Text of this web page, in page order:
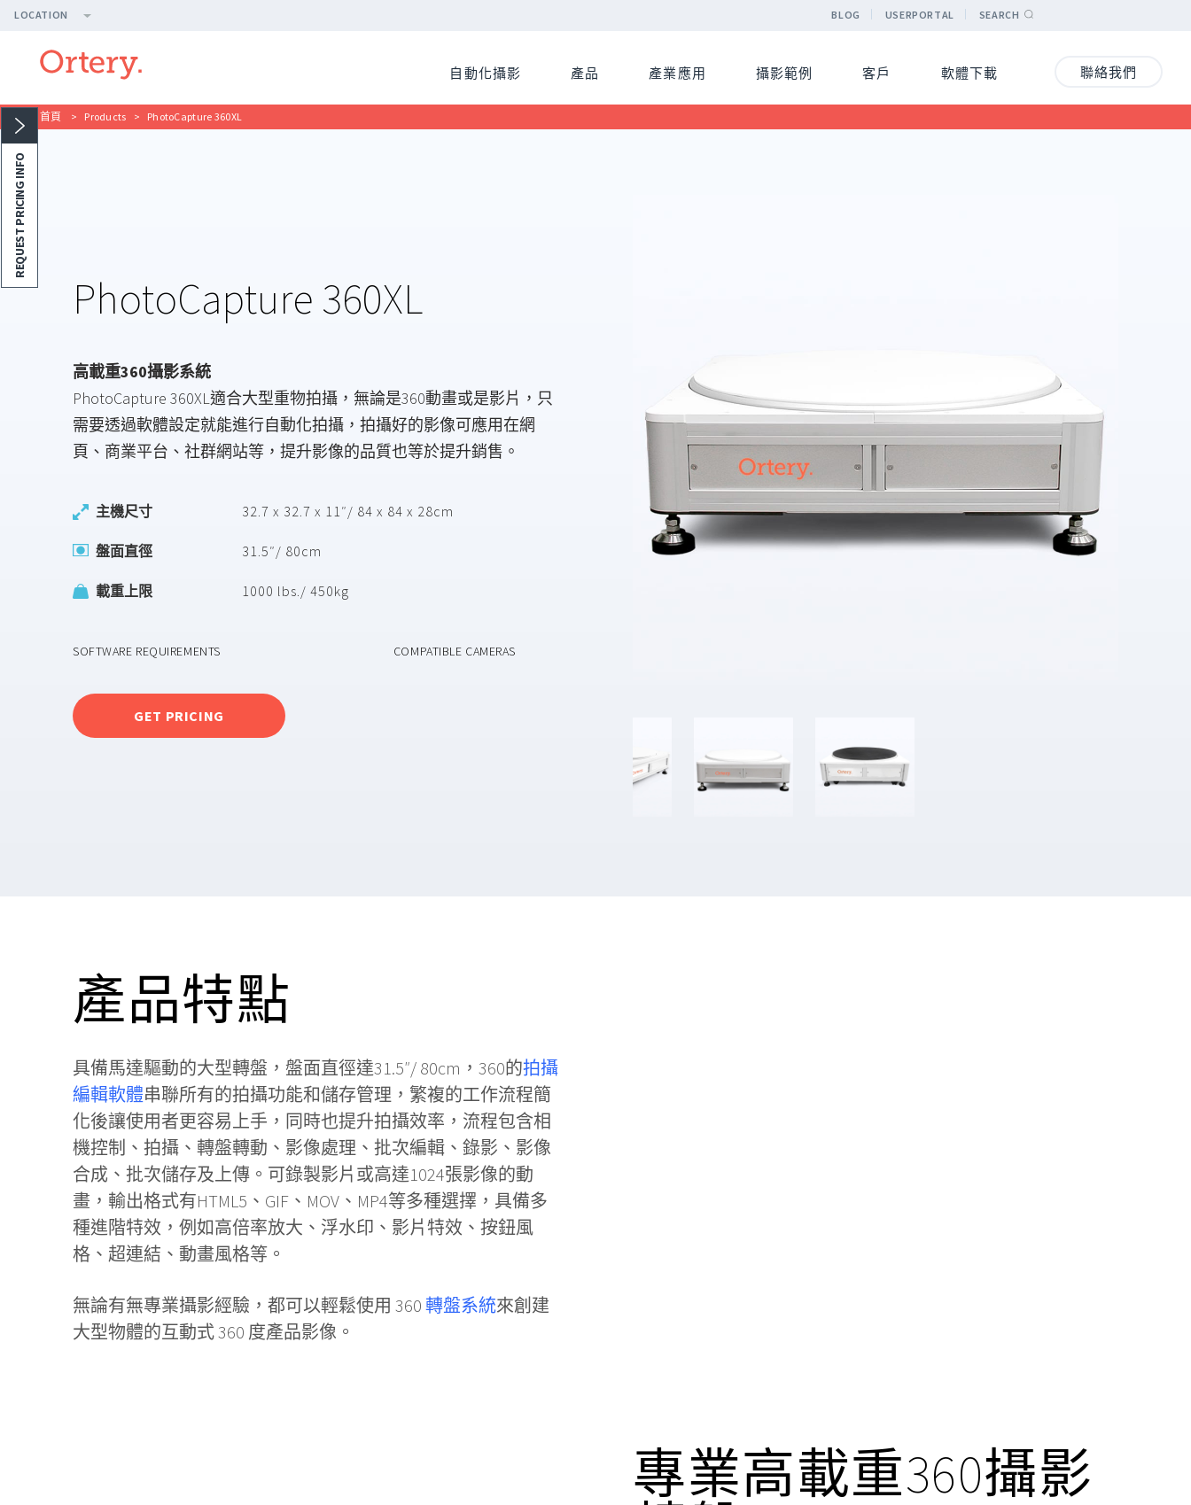
LOCATION BLOG USERPORTAL SEARCH
自動化攝影 產品 產業應用 攝影範例 客戶 軟體下載 聯絡我們
首頁 > Products > PhotoCapture 360XL
PhotoCapture 360XL
高載重360攝影系統
PhotoCapture 360XL適合大型重物拍攝，無論是360動畫或是影片，只
需要透過軟體設定就能進行自動化拍攝，拍攝好的影像可應用在網
頁、商業平台、社群網站等，提升影像的品質也等於提升銷售。
主機尺寸 32.7 x 32.7 x 11″/ 84 x 84 x 28cm
盤面直徑 31.5″/ 80cm
載重上限 1000 lbs./ 450kg
SOFTWARE REQUIREMENTS COMPATIBLE CAMERAS
GET PRICING
產品特點
具備馬達驅動的大型轉盤，盤面直徑達31.5″/ 80cm，360的拍攝
編輯軟體串聯所有的拍攝功能和儲存管理，繁複的工作流程簡
化後讓使用者更容易上手，同時也提升拍攝效率，流程包含相
機控制、拍攝、轉盤轉動、影像處理、批次編輯、錄影、影像
合成、批次儲存及上傳。可錄製影片或高達1024張影像的動
畫，輸出格式有HTML5、GIF、MOV、MP4等多種選擇，具備多
種進階特效，例如高倍率放大、浮水印、影片特效、按鈕風
格、超連結、動畫風格等。
無論有無專業攝影經驗，都可以輕鬆使用 360 轉盤系統來創建
大型物體的互動式 360 度產品影像。
專業高載重360攝影
REQUEST PRICING INFO